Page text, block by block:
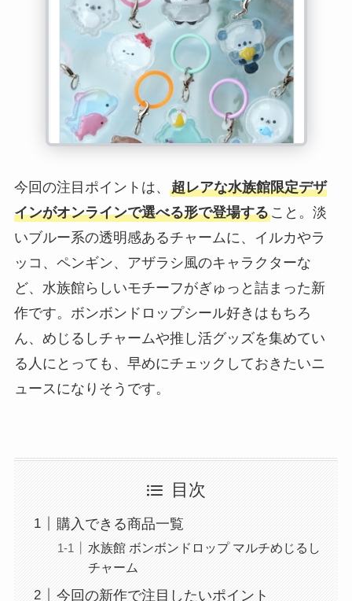
今回の注目ポイントは、 超レアな水族館限定デザ
インがオンラインで選べる形で登場すること。淡
いブルー系の透明感あるチャームに、イルカやラ
ッコ、ペンギン、アザラシ風のキャラクターな
ど、水族館らしいモチーフがぎゅっと詰まった新
作です。ボンボンドロップシール好きはもちろ
ん、めじるしチャームや推し活グッズを集めてい
る人にとっても、早めにチェックしておきたいニ
ュースになりそうです。
目次
購入できる商品一覧
水族館 ボンボンドロップ マルチめじるし
チャーム
今回の新作で注目したいポイント